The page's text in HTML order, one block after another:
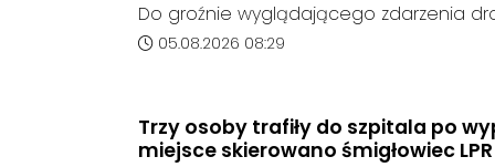
Do groźnie wyglądającego zdarzenia
środę rano w Koźlu. Około godziny 6:30
Data dodania artykułu:
05.08.2026 08:29
Trzy osoby trafiły do szpitala po
miejsce skierowano śmigłowiec LPR